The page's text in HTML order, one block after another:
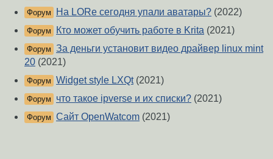
Форум На LORе сегодня упали аватары? (2022)
Форум Кто может обучить работе в Krita (2021)
Форум За деньги установит видео драйвер linux mint
20 (2021)
Форум Widget style LXQt(2021)
Форум что такое ipverse и их списки? (2021)
Форум Сайт OpenWatcom (2021)